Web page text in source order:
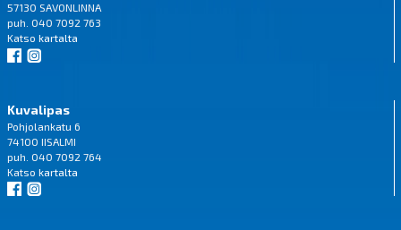
57130 SAVONLINNA
puh. 040 7092 763
Katso kartalta
Kuvalipas
Pohjolankatu 6
74100 IISALMI
puh. 040 7092 764
Katso kartalta